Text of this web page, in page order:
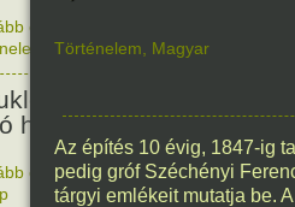
olvasom
fegyverek
harc világnapja
olvasom| Nincs hozzászólás,
Történelem Magyar
Az építés 10 évig, 1847-ig
pedig gróf Széchényi
tárgyi emlékeit mutatja be.